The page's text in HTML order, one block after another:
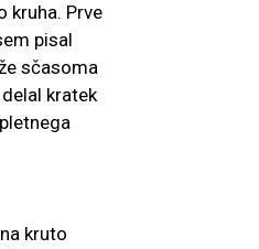
kruha. Prve
pisal
sčasoma
kratek
kruto